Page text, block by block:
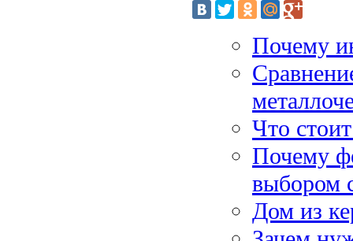
Почему
Что
Почему
выбором
Дом из